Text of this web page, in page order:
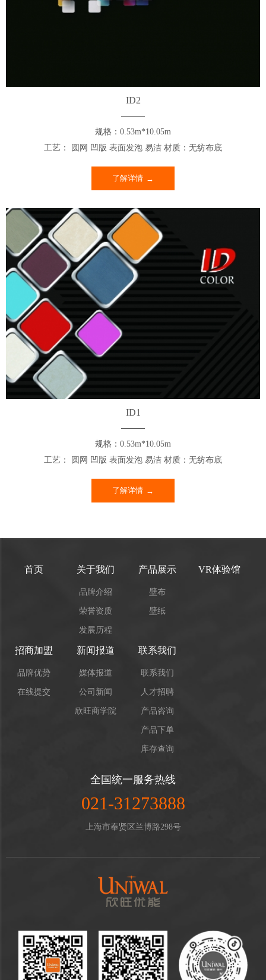
ID2
规格：0.53m*10.05m
工艺： 圆网 凹版 表面发泡 易洁 材质：无纺布底
了解详情
ID1
规格：0.53m*10.05m
工艺： 圆网 凹版 表面发泡 易洁 材质：无纺布底
了解详情
首页 关于我们
品牌介绍
荣誉资质
发展历程
产品展示
壁布
壁纸
VR体验馆
招商加盟
品牌优势
在线提交
新闻报道
媒体报道
公司新闻
欣旺商学院
联系我们
联系我们
人才招聘
产品咨询
产品下单
库存查询
全国统一服务热线
021-31273888
上海市奉贤区兰博路298号